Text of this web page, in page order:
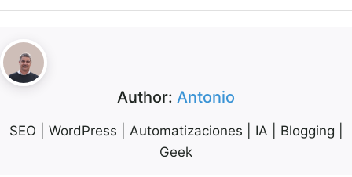
Author: Antonio
SEO | WordPress | Automatizaciones | IA | Blogging |
Geek